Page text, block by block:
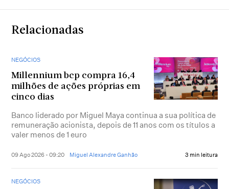
Relacionadas
NEGÓCIOS
Millennium bcp compra 16,4
milhões de ações próprias em
cinco dias
Banco liderado por Miguel Maya continua a sua política de
remuneração acionista, depois de 11 anos com os títulos a
valer menos de 1 euro
09 Ago 2026 - 09:20 Miguel Alexandre Ganhão 3 min leitura
NEGÓCIOS